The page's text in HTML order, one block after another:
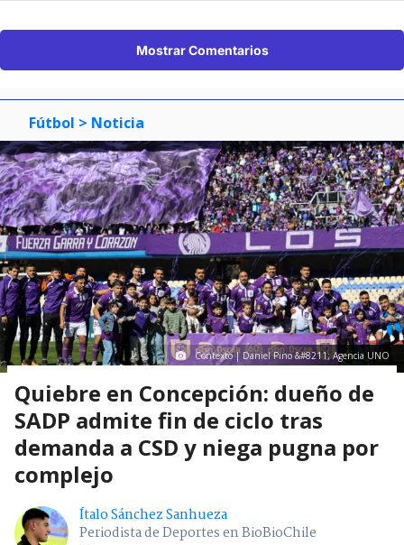
Mostrar Comentarios
Fútbol > Noticia
Contexto | Daniel Pino &#8211; Agencia UNO
Quiebre en Concepción: dueño de
SADP admite fin de ciclo tras
demanda a CSD y niega pugna por
complejo
Ítalo Sánchez Sanhueza
Periodista de Deportes en BioBioChile